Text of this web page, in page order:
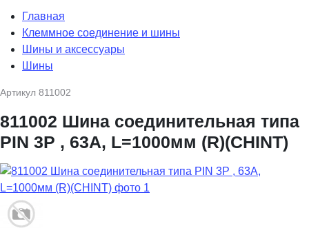
Главная
Клеммное соединение и шины
Шины и аксессуары
Шины
Артикул 811002
811002 Шина соединительная типа
PIN 3P , 63А, L=1000мм (R)(CHINT)